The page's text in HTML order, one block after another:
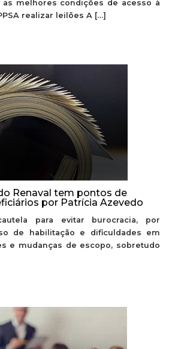
melhores condições de acesso à
realizar leilões A […]
Renaval tem pontos de
por Patrícia Azevedo
para evitar burocracia, por
de habilitação e dificuldades em
e mudanças de escopo, sobretudo